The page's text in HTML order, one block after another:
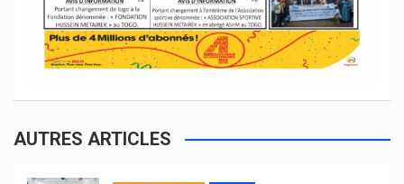
AUTRES ARTICLES